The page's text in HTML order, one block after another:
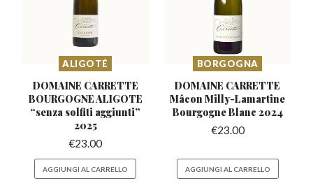
ALIGOTÉ
DOMAINE CARRETTE
BOURGOGNE ALIGOTE
“senza solfiti aggiunti”
2025
€23.00
AGGIUNGI AL CARRELLO
BORGOGNA
DOMAINE CARRETTE
Mâcon Milly-Lamartine
Bourgogne Blanc 2024
€23.00
AGGIUNGI AL CARRELLO